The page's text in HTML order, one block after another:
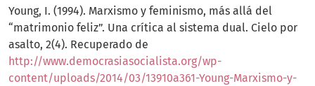
Young, I. (1994). Marxismo y feminismo, más allá del
“matrimonio feliz”. Una crítica al sistema dual. Cielo por
asalto, 2(4). Recuperado de
http://www.democrasiasocialista.org/wp-
content/uploads/2014/03/13910a361-Young-Marxismo-y-